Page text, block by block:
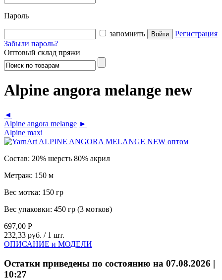
Пароль
запомнить
Регистрация
Забыли пароль?
Оптовый склад пряжи
Alpine angora melange new
◄
Alpine angora melange ►
Alpine maxi
Состав: 20% шерсть 80% акрил
Метраж: 150 м
Вес мотка: 150 гр
Вес упаковки: 450 гр (3 мотков)
697,00 Р
232,33 руб. / 1 шт.
ОПИСАНИЕ и МОДЕЛИ
Остатки приведены по состоянию на 07.08.2026 |
10:27